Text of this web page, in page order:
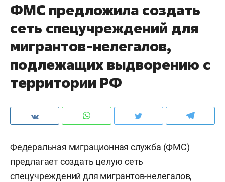
ФМС предложила создать
сеть спецучреждений для
мигрантов-нелегалов,
подлежащих выдворению с
территории РФ
Федеральная миграционная служба (ФМС)
предлагает создать целую сеть
спецучреждений для мигрантов-нелегалов,